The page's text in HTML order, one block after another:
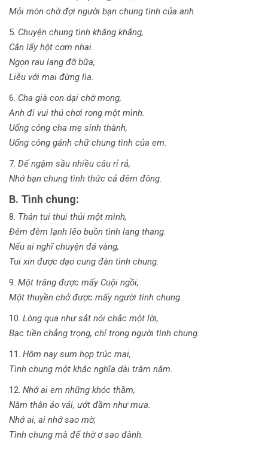
Mỏi mòn chờ đợi người bạn chung tình của anh.
5. Chuyện chung tình khăng khắng,
Cắn lấy hột cơm nhai.
Ngọn rau lang đỡ bữa,
Liễu với mai đừng lìa.
6. Cha già con dại chờ mong,
Anh đi vui thú chơi rong một mình.
Uổng công cha mẹ sinh thành,
Uổng công gánh chữ chung tình của em.
7. Dế ngậm sầu nhiều câu rỉ rả,
Nhớ bạn chung tình thức cả đêm đông.
B. Tình chung:
8. Thân tui thui thủi một mình,
Đêm đêm lạnh lẽo buồn tình lang thang.
Nếu ai nghĩ chuyện đá vàng,
Tui xin được dạo cung đàn tình chung.
9. Một trăng được mấy Cuội ngồi,
Một thuyền chở được mấy người tình chung.
10. Lòng qua như sắt nói chắc một lời,
Bạc tiền chẳng trọng, chỉ trọng người tình chung.
11. Hôm nay sum họp trúc mai,
Tình chung một khắc nghĩa dài trăm năm.
12. Nhớ ai em những khóc thầm,
Năm thân áo vải, ướt đầm như mưa.
Nhớ ai, ai nhớ sao mờ,
Tình chung mà để thờ ơ sao đành.